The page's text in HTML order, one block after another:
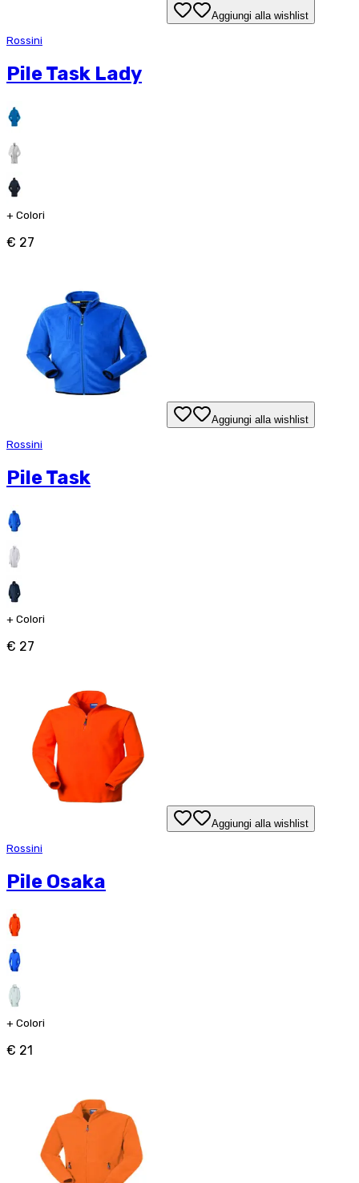
Aggiungi alla wishlist
Rossini
Pile Task Lady
+ Colori
€ 27
Aggiungi alla wishlist
Rossini
Pile Task
+ Colori
€ 27
Aggiungi alla wishlist
Rossini
Pile Osaka
+ Colori
€ 21